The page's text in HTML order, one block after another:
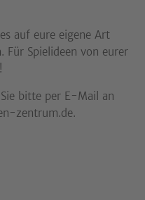
auf eure eigene Art
Für Spielideen von eurer
bitte per E-Mail an
zentrum.de.